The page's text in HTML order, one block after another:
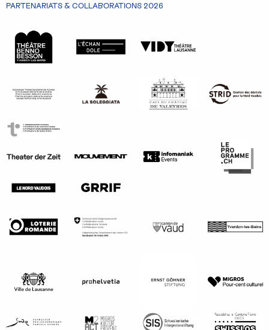
PARTENARIATS & COLLABORATIONS 2026